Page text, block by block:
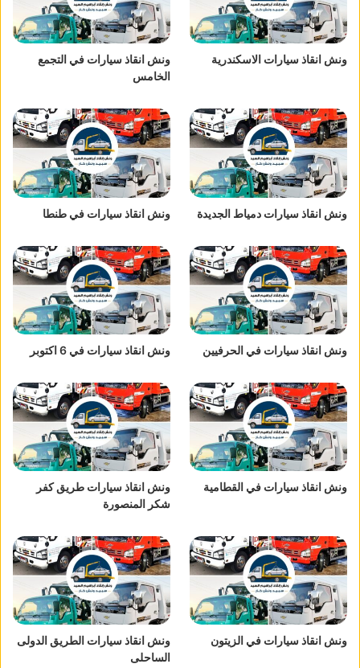
ونش انقاذ سيارات الاسكندرية
ونش انقاذ سيارات في التجمع
الخامس
ونش انقاذ سيارات دمياط الجديدة ونش انقاذ سيارات في طنطا
ونش انقاذ سيارات في الحرفيين ونش انقاذ سيارات في 6 اكتوبر
ونش انقاذ سيارات في القطامية
ونش انقاذ سيارات طريق كفر
شكر المنصورة
ونش انقاذ سيارات في الزيتون
ونش انقاذ سيارات الطريق الدولى
الساحلى